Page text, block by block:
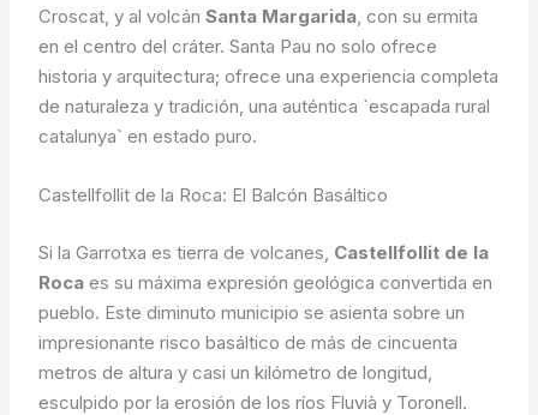
Croscat, y al volcánSanta Margarida, con su ermita
en el centro del cráter. Santa Pau no solo ofrece
historia y arquitectura; ofrece una experiencia completa
de naturaleza y tradición, una auténtica `escapada rural
catalunya` en estado puro.
Castellfollit de la Roca: El Balcón Basáltico
Si la Garrotxa es tierra de volcanes, Castellfollit de la
Roca es su máxima expresión geológica convertida en
pueblo. Este diminuto municipio se asienta sobre un
impresionante risco basáltico de más de cincuenta
metros de altura y casi un kilómetro de longitud,
esculpido por la erosión de los ríos Fluvià y Toronell.